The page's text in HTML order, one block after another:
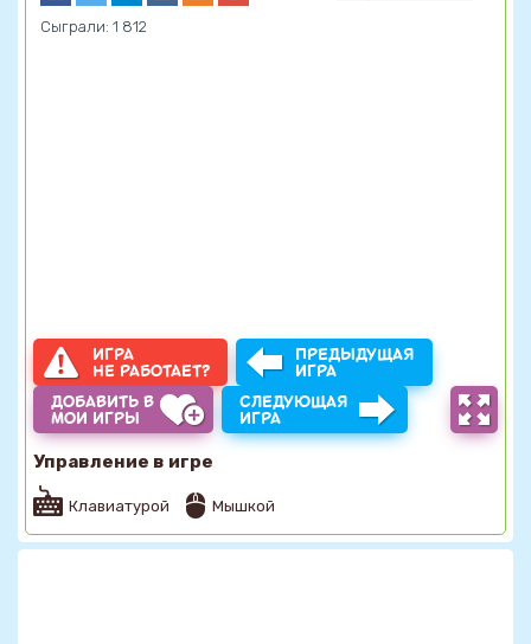
Сыграли: 1 812
ИГРА
НЕ РАБОТАЕТ?
ПРЕДЫДУЩАЯ
ИГРА
ДОБАВИТЬ В
МОИ ИГРЫ
СЛЕДУЮЩАЯ
ИГРА
Управление в игре
Клавиатурой Мышкой